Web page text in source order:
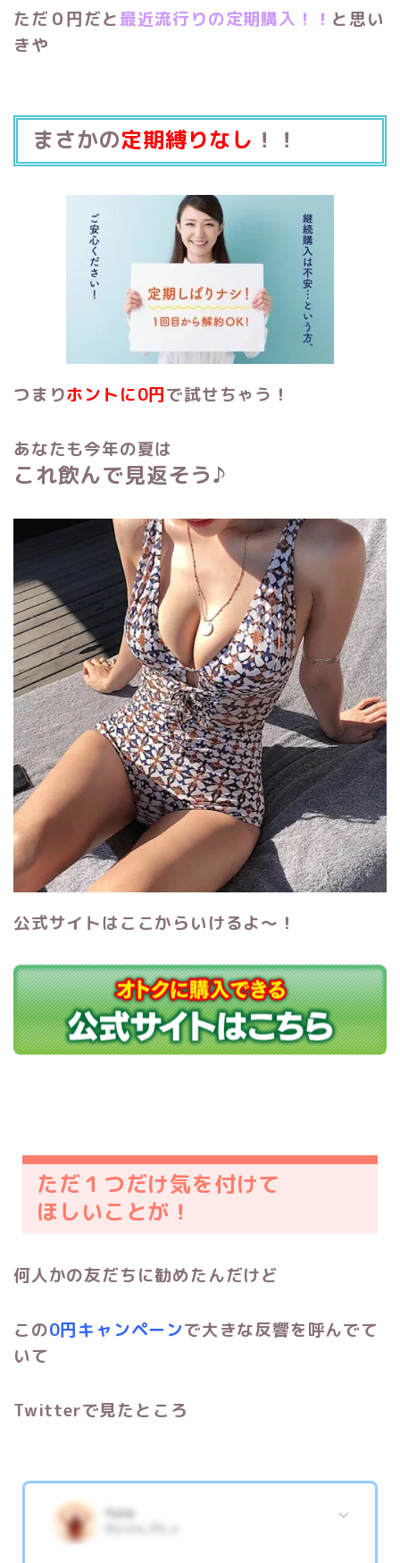
ただ０円だと最近流行りの定期購入！！ と思い
きや
まさかの定期縛りなし ！！
つまりホントに0円で試せちゃう！
あなたも今年の夏は
これ飲んで見返そう♪
公式サイトはここからいけるよ～！
ただ１つだけ気を付けて
ほしいことが！
何人かの友だちに勧めたんだけど
この0円キャンペーンで大きな反響を呼んでて
いて
Twitterで見たところ